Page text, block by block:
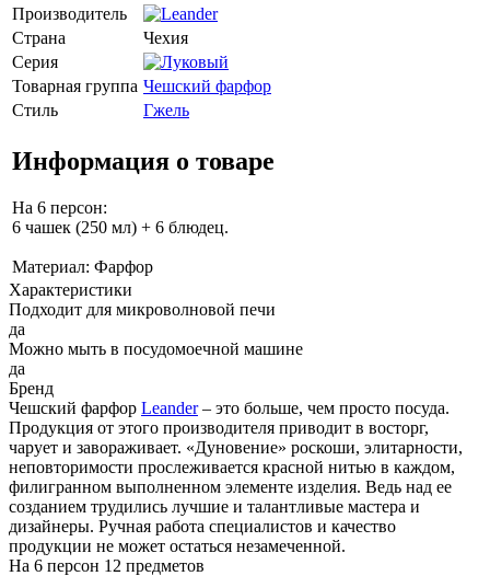
Производитель
Страна
Чехия
Серия
Товарная группа Чешский фарфор
Стиль
Гжель
Информация о товаре
На 6 персон:
6 чашек (250 мл) + 6 блюдец.
Материал: Фарфор
Характеристики
Подходит для микроволновой печи
да
Можно мыть в посудомоечной машине
да
Бренд
Чешский фарфор Leander– это больше, чем просто посуда.
Продукция от этого производителя приводит в восторг,
чарует и завораживает. «Дуновение» роскоши, элитарности,
неповторимости прослеживается красной нитью в каждом,
филигранном выполненном элементе изделия. Ведь над ее
созданием трудились лучшие и талантливые мастера и
дизайнеры. Ручная работа специалистов и качество
продукции не может остаться незамеченной.
На 6 персон 12 предметов